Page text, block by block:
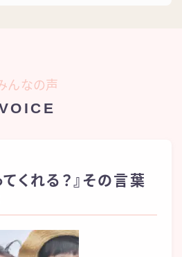
んなの声
てくれる？』その言葉